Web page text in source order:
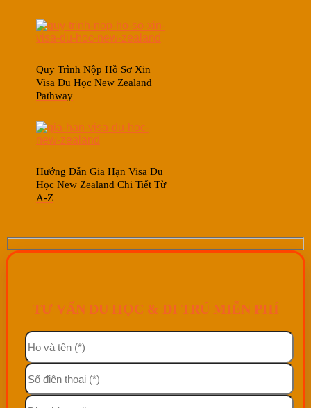
Quy Trình Nộp Hồ Sơ Xin
Visa Du Học New Zealand
Pathway
Hướng Dẫn Gia Hạn Visa Du
Học New Zealand Chi Tiết Từ
A-Z
TƯ VẤN DU HỌC & DI TRÚ MIỄN PHÍ